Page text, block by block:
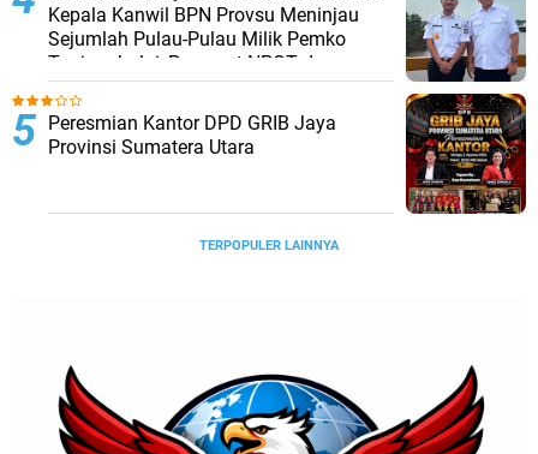
Kepala Kanwil BPN Provsu Meninjau
Sejumlah Pulau-Pulau Milik Pemko
Tanjungbalai, Percepat NPGT dan
Sertifikasi Aset
Peresmian Kantor DPD GRIB Jaya
Provinsi Sumatera Utara
TERPOPULER LAINNYA